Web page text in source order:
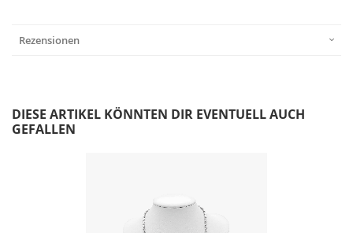
Rezensionen
DIESE ARTIKEL KÖNNTEN DIR EVENTUELL AUCH
GEFALLEN